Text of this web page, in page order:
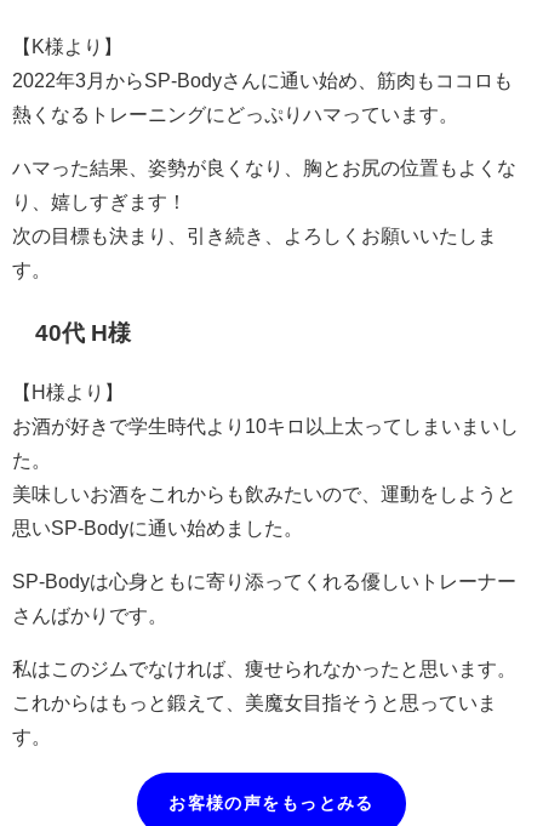
【K様より】
2022年3月からSP-Bodyさんに通い始め、筋肉もココロも
熱くなるトレーニングにどっぷりハマっています。
ハマった結果、姿勢が良くなり、胸とお尻の位置もよくな
り、嬉しすぎます！
次の目標も決まり、引き続き、よろしくお願いいたしま
す。
40代 H様
【H様より】
お酒が好きで学生時代より10キロ以上太ってしまいまいし
た。
美味しいお酒をこれからも飲みたいので、運動をしようと
思いSP-Bodyに通い始めました。
SP-Bodyは心身ともに寄り添ってくれる優しいトレーナー
さんばかりです。
私はこのジムでなければ、痩せられなかったと思います。
これからはもっと鍛えて、美魔女目指そうと思っていま
す。
お客様の声をもっとみる